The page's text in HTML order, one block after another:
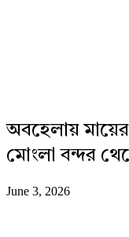
অবহেলায়
মোংলা বন্দর
June 3, 2026